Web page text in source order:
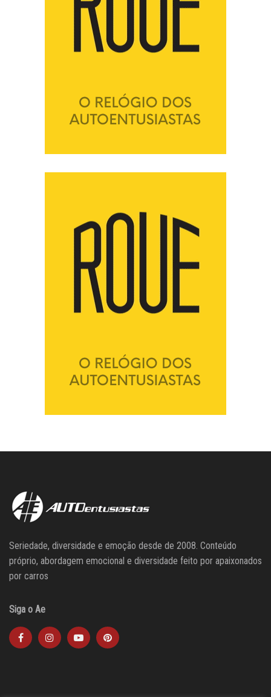
Seriedade, diversidade e emoção desde de 2008. Conteúdo
próprio, abordagem emocional e diversidade feito por apaixonados
por carros
Siga o Ae